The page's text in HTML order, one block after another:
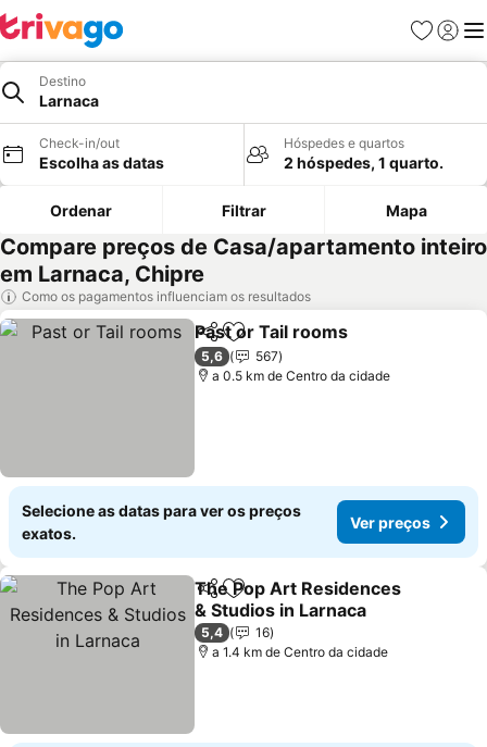
Favoritos
Iniciar
Destino
Larnaca
Check-in/out
Escolha as datas
Hóspedes e quartos
2 hóspedes, 1 quarto.
Ordenar Filtrar Mapa
Compare preços de Casa/apartamento inteiro
em Larnaca, Chipre
Como os pagamentos influenciam os resultados
PartilharAdicionar aos favoritos
Past or Tail rooms
5,6
567
a 0.5 km de Centro da cidade
Selecione as datas para ver os preços
exatos.
Ver preços
PartilharAdicionar aos favoritos
The Pop Art Residences
& Studios in Larnaca
Ver preços
5,4
16
a 1.4 km de Centro da cidade